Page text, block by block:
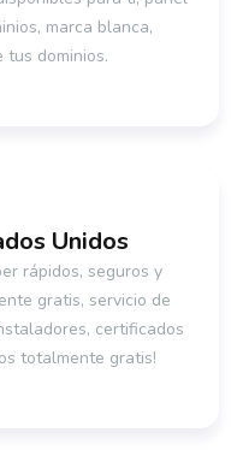
marca blanca,
dominios.
Unidos
rápidos, seguros y
gratis, servicio de
certificados
totalmente gratis!